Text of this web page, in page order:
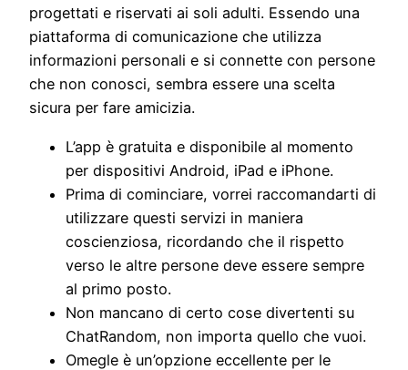
progettati e riservati ai soli adulti. Essendo una
piattaforma di comunicazione che utilizza
informazioni personali e si connette con persone
che non conosci, sembra essere una scelta
sicura per fare amicizia.
L’app è gratuita e disponibile al momento
per dispositivi Android, iPad e iPhone.
Prima di cominciare, vorrei raccomandarti di
utilizzare questi servizi in maniera
coscienziosa, ricordando che il rispetto
verso le altre persone deve essere sempre
al primo posto.
Non mancano di certo cose divertenti su
ChatRandom, non importa quello che vuoi.
Omegle è un’opzione eccellente per le